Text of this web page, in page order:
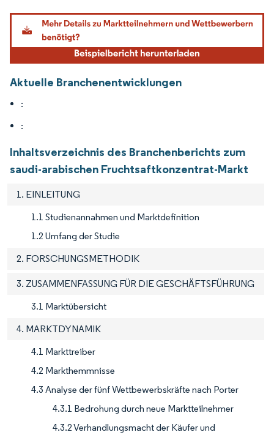
Bild © Mordor Intelligence. Wiederverwendung erfordert Namensnennung gemäß
Aktuelle Branchenentwicklungen
:
:
Inhaltsverzeichnis des Branchenberichts zum
saudi-arabischen Fruchtsaftkonzentrat-Markt
1. EINLEITUNG
1.1 Studienannahmen und Marktdefinition
1.2 Umfang der Studie
2. FORSCHUNGSMETHODIK
3. ZUSAMMENFASSUNG FÜR DIE GESCHÄFTSFÜHRUNG
3.1 Marktübersicht
4. MARKTDYNAMIK
4.1 Markttreiber
4.2 Markthemmnisse
4.3 Analyse der fünf Wettbewerbskräfte nach Porter
4.3.1 Bedrohung durch neue Marktteilnehmer
4.3.2 Verhandlungsmacht der Käufer und